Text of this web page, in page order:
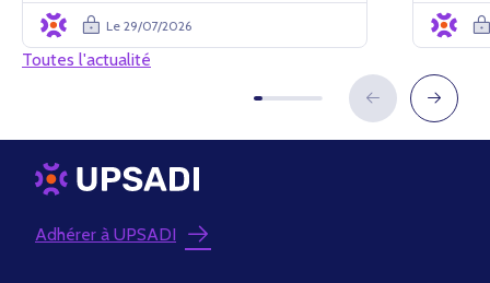
Le 29/07/2026
Toutes l'actualité
Adhérer à UPSADI